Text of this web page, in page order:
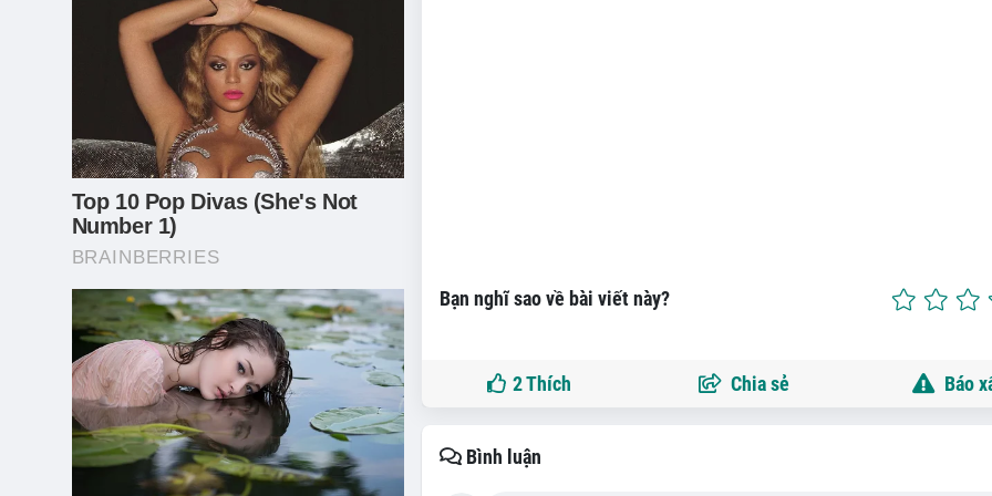
Bạn nghĩ sao về bài viết này?
2Thích Chia sẻ Báo
Bình luận